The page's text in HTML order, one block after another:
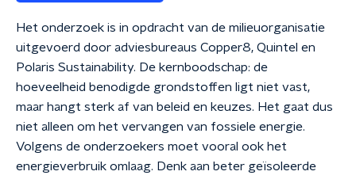
Het onderzoek is in opdracht van de milieuorganisatie
uitgevoerd door adviesbureaus Copper8, Quintel en
Polaris Sustainability. De kernboodschap: de
hoeveelheid benodigde grondstoffen ligt niet vast,
maar hangt sterk af van beleid en keuzes. Het gaat dus
niet alleen om het vervangen van fossiele energie.
Volgens de onderzoekers moet vooral ook het
energieverbruik omlaag. Denk aan beter geïsoleerde